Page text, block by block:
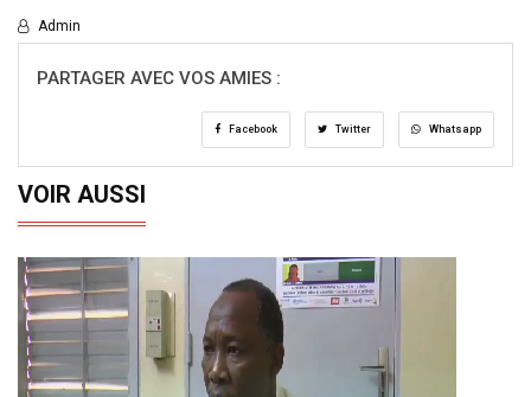
Admin
PARTAGER AVEC VOS AMIES :
Facebook Twitter Whatsapp
VOIR AUSSI